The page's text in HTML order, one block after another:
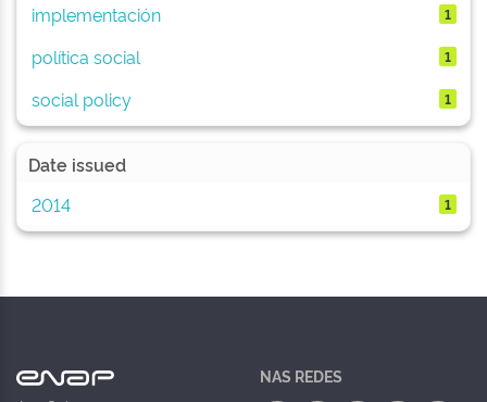
implementación 1
política social 1
social policy 1
Date issued
2014
1
NAS REDES